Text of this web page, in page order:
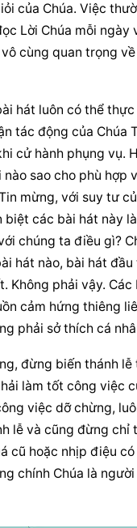
của Chúa. Việc
Lời Chúa mỗi ngày
cùng quan trọng
hát luôn có thể
tác động của Chúa
cử hành phụng vụ.
nào sao cho phù hợp
mừng, với suy tư
biệt các bài hát này
chúng ta điều gì?
hát nào, bài hát đầu
Không phải vậy. Các
cảm hứng thiêng
phải sở thích cá
đừng biến thánh
làm tốt công việc
việc dỡ chừng,
lễ và cũng đừng chỉ
cũ hoặc nhịp điệu
chính Chúa là